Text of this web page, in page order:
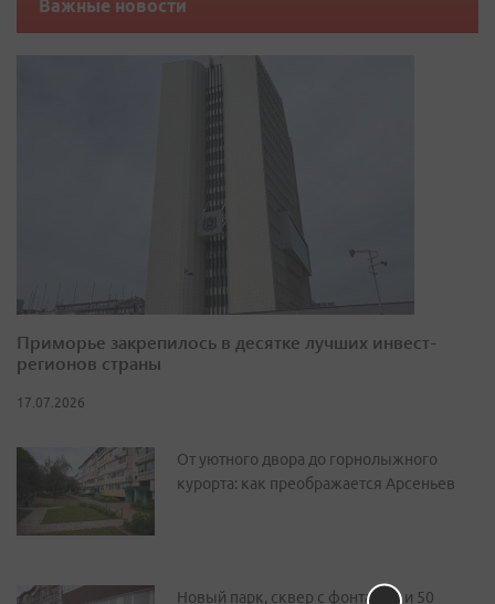
Важные новости
Приморье закрепилось в десятке лучших инвест-
регионов страны
17.07.2026
От уютного двора до горнолыжного
курорта: как преображается Арсеньев
Новый парк, сквер с фонтаном и 50